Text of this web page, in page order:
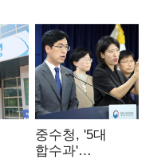
중수청, '5대
합수과'